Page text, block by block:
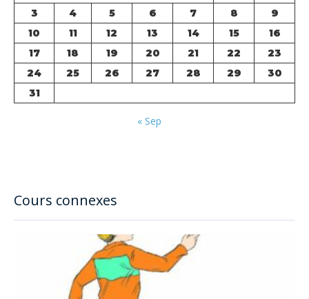
Cours connexes
3
4 5 6 7 8
9
10
11 12 13 14 15
16
17
18 19 20 21 22
23
24
25 26 27 28 29
30
31
« Sep